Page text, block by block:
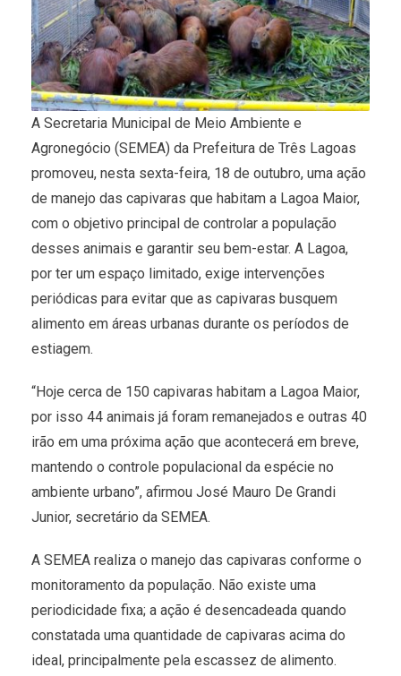
A Secretaria Municipal de Meio Ambiente e
Agronegócio (SEMEA) da Prefeitura de Três Lagoas
promoveu, nesta sexta-feira, 18 de outubro, uma ação
de manejo das capivaras que habitam a Lagoa Maior,
com o objetivo principal de controlar a população
desses animais e garantir seu bem-estar. A Lagoa,
por ter um espaço limitado, exige intervenções
periódicas para evitar que as capivaras busquem
alimento em áreas urbanas durante os períodos de
estiagem.
“Hoje cerca de 150 capivaras habitam a Lagoa Maior,
por isso 44 animais já foram remanejados e outras 40
irão em uma próxima ação que acontecerá em breve,
mantendo o controle populacional da espécie no
ambiente urbano”, afirmou José Mauro De Grandi
Junior, secretário da SEMEA.
A SEMEA realiza o manejo das capivaras conforme o
monitoramento da população. Não existe uma
periodicidade fixa; a ação é desencadeada quando
constatada uma quantidade de capivaras acima do
ideal, principalmente pela escassez de alimento.